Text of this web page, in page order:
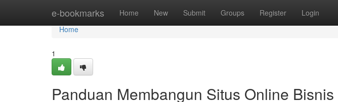
e-bookmarks Home New Submit Groups Register Login
Home
Home
1
Panduan Membangun Situs Online